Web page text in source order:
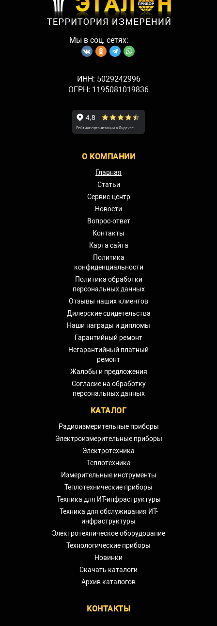
Мы в соц. сетях:
ИНН: 5029242996
ОГРН: 1195081019836
О КОМПАНИИ
Главная
Статьи
Сервис-центр
Новости
Вопрос-ответ
Контакты
Карта сайта
Политика
конфиденциальности
Политика обработки
персональных данных
Отзывы наших клиентов
Дилерские свидетельства
Наши награды и дипломы
Гарантийный ремонт
Негарантийный платный
ремонт
Жалобы и предложения
Согласие на обработку
персональных данных
КАТАЛОГ
Радиоизмерительные приборы
Электроизмерительные приборы
Электротехника
Теплотехника
Измерительные инструменты
Теплотехнические приборы
Техника для ИТ-инфраструктуры
Техника для обслуживания ИТ-
инфраструктуры
Электротехническое оборудование
Технологические приборы
Новинки
Скачать каталоги
Архив каталогов
КОНТАКТЫ